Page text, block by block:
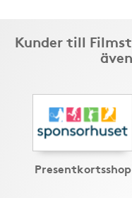
Kunder till
Presentkortsshop